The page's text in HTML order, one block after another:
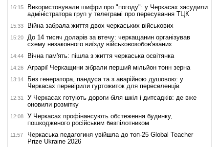
16:15
Використовували шифри про "погоду": у Черкасах засудили
адміністратора груп у телеграмі про пересування ТЦК
15:33 Війна забрала життя двох черкаських військових
15:20
До 14 тисяч доларів за втечу: черкащанин організував
схему незаконного виїзду військовозобов'язаних
14:44 Вічна пам'ять: пішла з життя черкаська освітянка
14:26 Аграрії Черкащини зібрали перший мільйон тонн зерна
13:14
Без генератора, пандуса та з аварійною душовою: у
Черкасах перевірили гуртожиток для переселенців
12:31
У Черкасах готують дороги біля шкіл і дитсадків: де вже
оновили розмітку
12:08
У Черкасах профінансують обстеження будинку,
пошкодженого російським безпілотником
11:57
Черкаська педагогиня увійшла до топ-25 Global Teacher
Prize Ukraine 2026